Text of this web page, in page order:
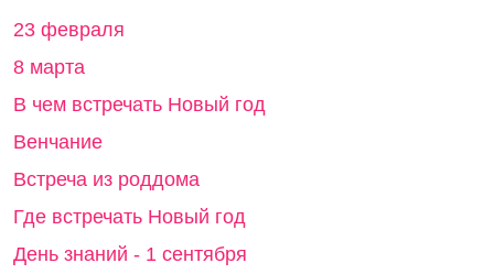
23 февраля
8 марта
В чем встречать Новый год
Венчание
Встреча из роддома
Где встречать Новый год
День знаний - 1 сентября